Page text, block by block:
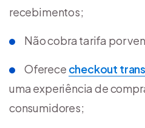
recebimentos;
Não cobra tarifa por
Oferece checkout
uma experiência de
consumidores;